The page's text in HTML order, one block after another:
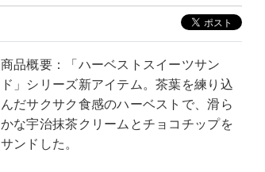
商品概要：「ハーベストスイーツサン
ド」シリーズ新アイテム。茶葉を練り込
んだサクサク食感のハーベストで、滑ら
かな宇治抹茶クリームとチョコチップを
サンドした。